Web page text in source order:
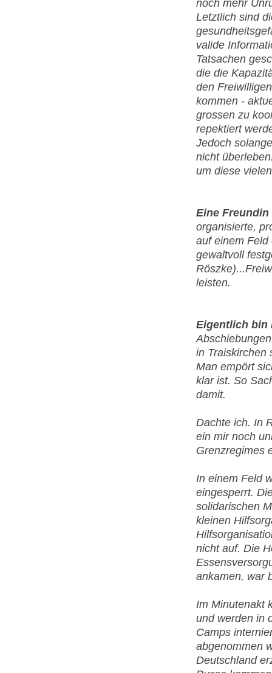
noch mehr
Letztlich sind
valide
Tatsachen
die die
den
kommen -
grossen zu
repektiert
Jedoch
nicht
um diese
Eine
organisierte,
auf einem Feld
gewaltvoll
leisten.
Eigentlich bin
in Traiskirchen
Man empört
klar ist. So
damit.
Dachte ich. In
ein mir noch
Grenzregimes
In einem Feld
eingesperrt.
solidarischen
kleinen
nicht auf. Die
ankamen, war
Im Minutenakt
und werden in
Camps
abgenommen
Deutschland